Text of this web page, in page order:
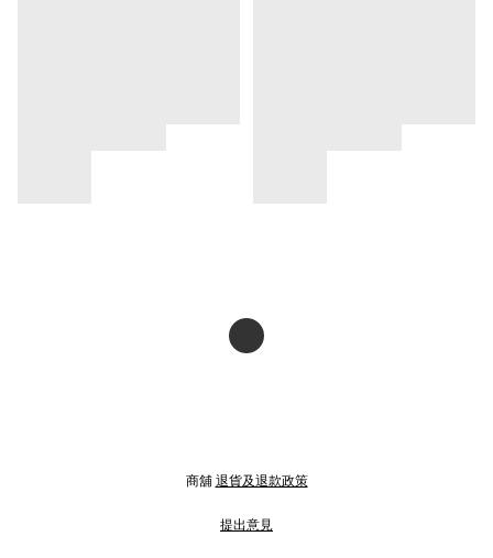
商舖 退貨及退款政策
提出意見